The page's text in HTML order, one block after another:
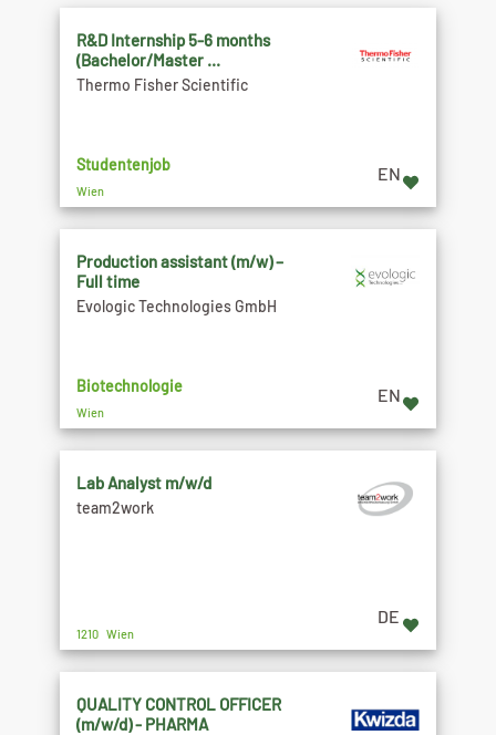
R&D Internship 5-6 months
(Bachelor/Master ...
Thermo Fisher Scientific
Studentenjob
Wien
EN
Production assistant (m/w) –
Full time
Evologic Technologies GmbH
Biotechnologie
Wien
EN
Lab Analyst m/w/d
team2work
1210 Wien
DE
QUALITY CONTROL OFFICER
(m/w/d) - PHARMA